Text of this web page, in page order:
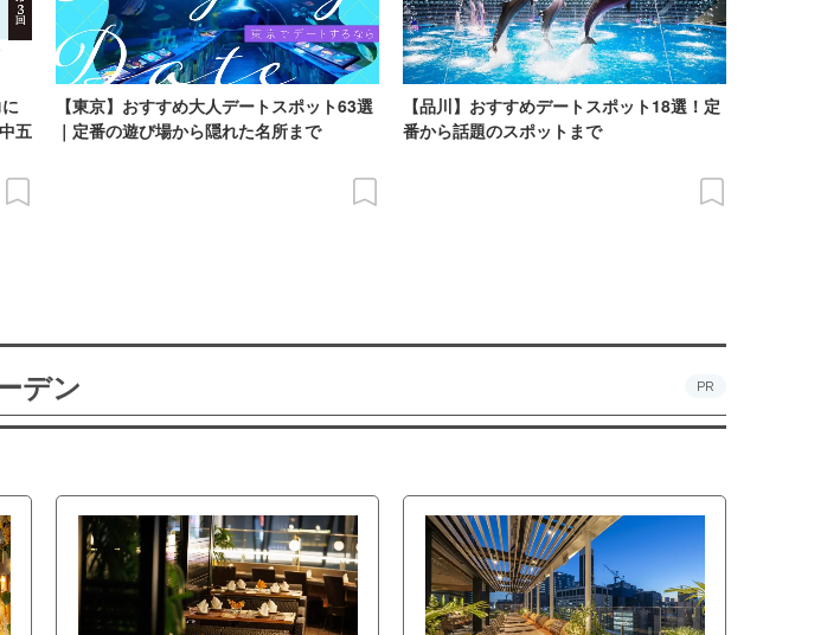
五
【東京】おすすめ大人デートスポット63選
｜定番の遊び場から隠れた名所まで
【品川】おすすめデートスポット18選！定
番から話題のスポットまで
デン PR